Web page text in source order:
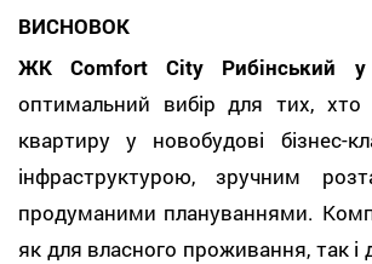
ВИСНОВОК
ЖК Comfort City Рибінський у
оптимальний вибір для тих, хто
квартиру у новобудові бізнес-
інфраструктурою, зручним
продуманими плануваннями.
як для власного проживання, так і